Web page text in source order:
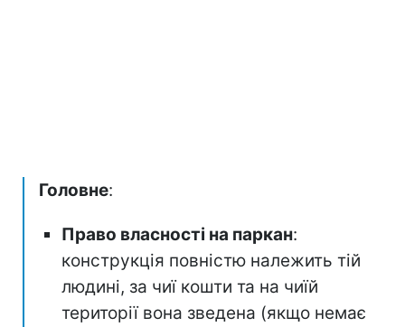
Головне:
Право власності на паркан:
конструкція повністю належить тій
людині, за чиї кошти та на чиїй
території вона зведена (якщо немає